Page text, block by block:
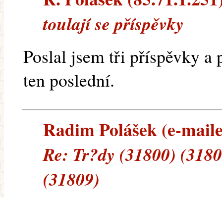
toulají se příspěvky
Poslal jsem tři příspěvky
ten poslední.
Radim Polášek (e-
Re: Tr?dy (31800)
(31809)